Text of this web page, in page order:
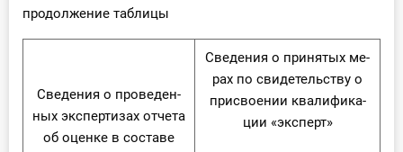
продолжение таблицы
Све­де­ния о про­ве­ден­
ных экс­пер­ти­зах от­че­та
об оцен­ке в со­ста­ве
Све­де­ния о при­ня­тых ме­
рах по сви­де­тель­ству о
при­сво­е­нии ква­ли­фи­ка­
ции «экс­перт»